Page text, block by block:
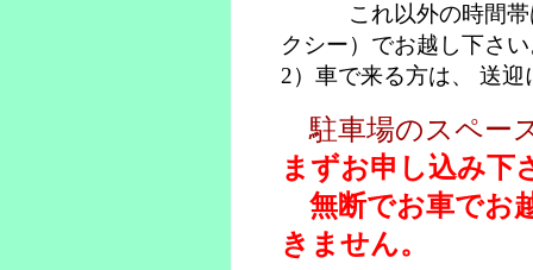
これ以外の時間帯は
クシー）でお越し下さ
2）車で来る方は、 送
駐車場のスペー
まずお申し込み下
無断でお車でお
きません。